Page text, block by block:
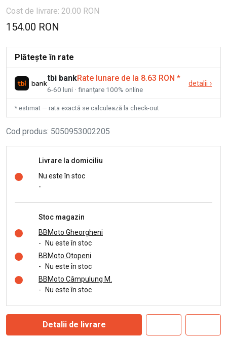
Cost de livrare: 20.00 RON
154.00 RON
Plătește în rate
tbi bankRate lunare de la 8.63 RON *
6-60 luni · finanțare 100% online
detalii ›
* estimat — rata exactă se calculează la check-out
Cod produs: 5050953002205
Livrare la domiciliu
Nu este în stoc
-
Stoc magazin
BBMoto Gheorgheni
-
Nu este în stoc
BBMoto Otopeni
-
Nu este în stoc
BBMoto Câmpulung M.
-
Nu este în stoc
Detalii de livrare